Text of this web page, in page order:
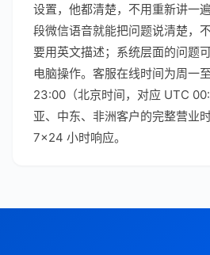
设置，他都清楚，不用重新讲一
段微信语音就能把问题说清楚，
要用英文描述；系统层面的问题
电脑操作。客服在线时间为周一
23:00（北京时间，对应 UTC
亚、中东、非洲客户的完整营业
7×24 小时响应。